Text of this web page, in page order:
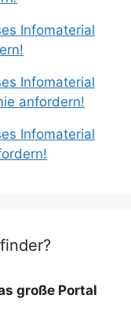
Infomaterial
Infomaterial
anfordern!
Infomaterial
große Portal